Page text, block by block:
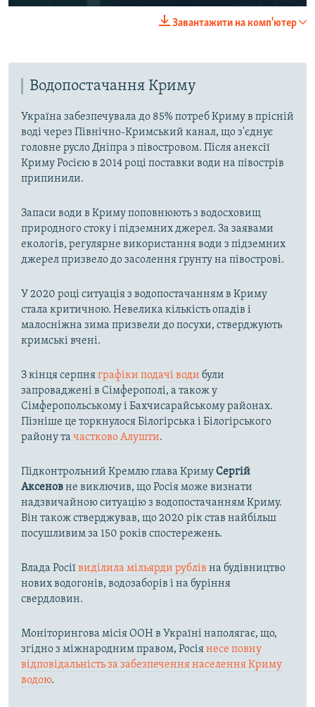
Завантажити на комп'ютер
Водопостачання Криму
Україна забезпечувала до 85% потреб Криму в прісній
воді через Північно-Кримський канал, що з'єднує
головне русло Дніпра з півостровом. Після анексії
Криму Росією в 2014 році поставки води на півострів
припинили.
Запаси води в Криму поповнюють з водосховищ
природного стоку і підземних джерел. За заявами
екологів, регулярне використання води з підземних
джерел призвело до засолення ґрунту на півострові.
У 2020 році ситуація з водопостачанням в Криму
стала критичною. Невелика кількість опадів і
малосніжна зима призвели до посухи, стверджують
кримські вчені.
З кінця серпняграфіки подачі води були
запроваджені в Сімферополі, а також у
Сімферопольському і Бахчисарайському районах.
Пізніше це торкнулося Білогірська і Білогірського
району та частково Алушти.
Підконтрольний Кремлю глава КримуСергій
Аксеновне виключив, що Росія може визнати
надзвичайною ситуацію з водопостачанням Криму.
Він також стверджував, що 2020 рік став найбільш
посушливим за 150 років спостережень.
Влада Росіївиділила мільярди рублів на будівництво
нових водогонів, водозаборів і на буріння
свердловин.
Моніторингова місія ООН в Україні наполягає, що,
згідно з міжнародним правом, Росіянесе повну
відповідальність за забезпечення населення Криму
водою.